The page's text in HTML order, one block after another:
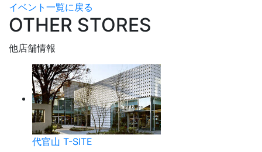
イベント一覧に戻る
OTHER STORES
他店舗情報
代官山 T-SITE